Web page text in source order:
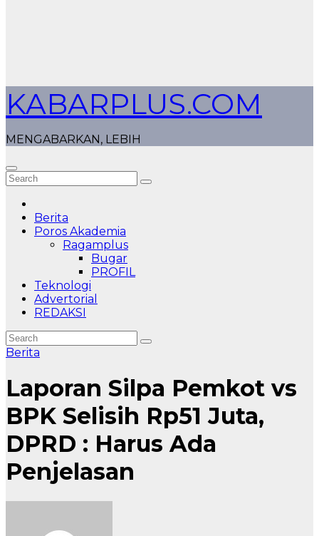
KABARPLUS.COM
MENGABARKAN, LEBIH
Berita
Poros Akademia
Ragamplus
Bugar
PROFIL
Teknologi
Advertorial
REDAKSI
Berita
Laporan Silpa Pemkot vs
BPK Selisih Rp51 Juta,
DPRD : Harus Ada
Penjelasan